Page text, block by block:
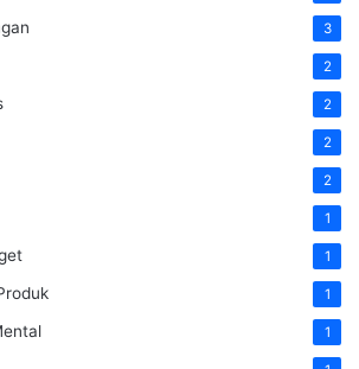
3
2
2
2
2
1
1
1
1